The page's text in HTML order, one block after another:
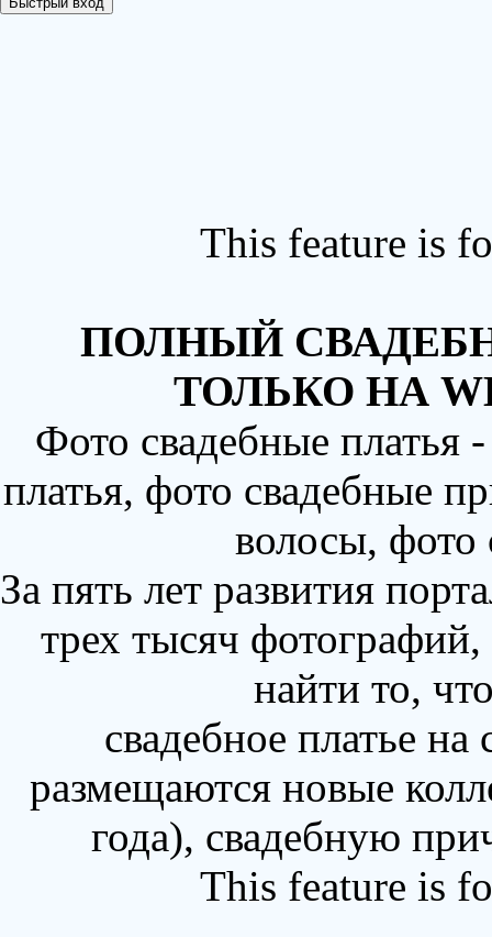
This feature is
ПОЛНЫЙ
ТОЛЬКО НА
Фото свадебные
платья, фото свадебные
волосы,
За пять лет развития
трех тысяч
найти то,
свадебное платье
размещаются новые
года), свадебную
This feature is